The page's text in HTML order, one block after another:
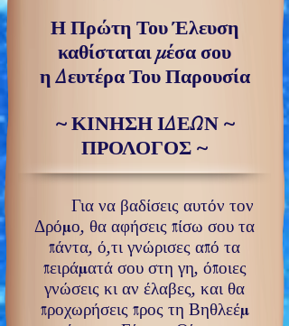
Η Πρώτη Του Έλευση
καθίσταται μέσα σου
η Δευτέρα Του Παρουσία
~ ΚΙΝΗΣΗ ΙΔΕΩΝ ~
ΠΡΟΛΟΓΟΣ ~
Για να βαδίσεις αυτόν τον
Δρόμο, θα αφήσεις πίσω σου τα
πάντα, ό,τι γνώρισες από τα
πειράματά σου στη γη, όποιες
γνώσεις κι αν έλαβες, και θα
προχωρήσεις προς τη Βηθλεέμ